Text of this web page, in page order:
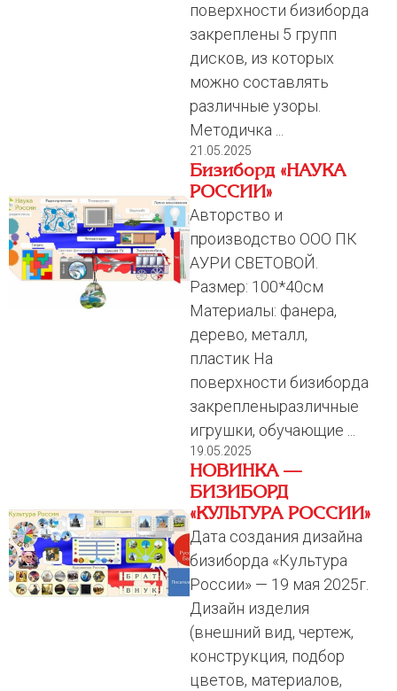
поверхности бизиборда
закреплены 5 групп
дисков, из которых
можно составлять
различные узоры.
Методичка ...
21.05.2025
Бизиборд «НАУКА
РОССИИ»
Авторство и
производство ООО ПК
АУРИ СВЕТОВОЙ.
Размер: 100*40см
Материалы: фанера,
дерево, металл,
пластик На
поверхности бизиборда
закрепленыразличные
игрушки, обучающие ...
19.05.2025
НОВИНКА —
БИЗИБОРД
«КУЛЬТУРА РОССИИ»
Дата создания дизайна
бизиборда «Культура
России» — 19 мая 2025г.
Дизайн изделия
(внешний вид, чертеж,
конструкция, подбор
цветов, материалов,